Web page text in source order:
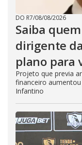
DO R7/08/08/2026
Saiba quem
dirigente
plano para
Projeto que previa
financeiro
Infantino